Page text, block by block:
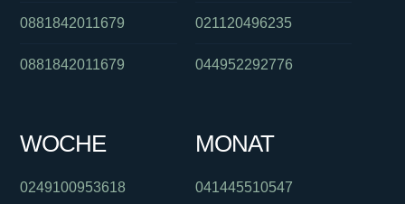
0881842011679
0881842011679
021120496235
044952292776
WOCHE
0249100953618
MONAT
041445510547